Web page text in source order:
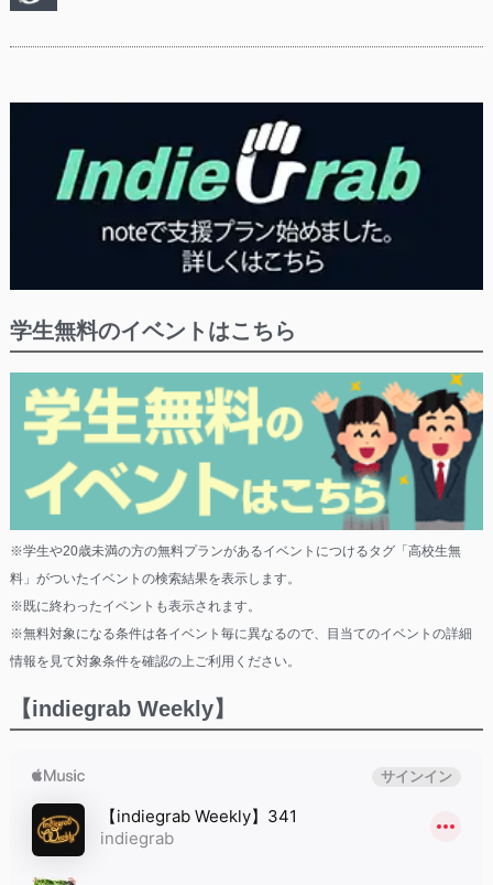
学生無料のイベントはこちら
※学生や20歳未満の方の無料プランがあるイベントにつけるタグ「高校生無
料」がついたイベントの検索結果を表示します。
※既に終わったイベントも表示されます。
※無料対象になる条件は各イベント毎に異なるので、目当てのイベントの詳細
情報を見て対象条件を確認の上ご利用ください。
【indiegrab Weekly】